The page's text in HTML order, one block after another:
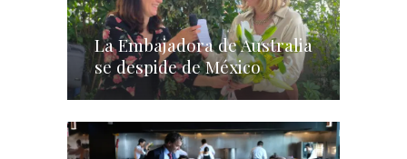
La Embajadora de Australia
se despide de México